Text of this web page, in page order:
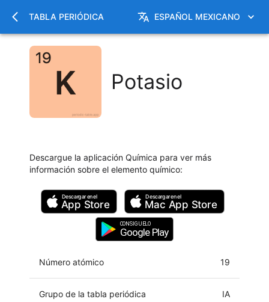
TABLA PERIÓDICA ESPAÑOL MEXICANO
Potasio
Descargue la aplicación Química para ver más
información sobre el elemento químico:
Descargar en el
App Store
Descargar en el
Mac App Store
CONSIGUELO
Google Play
Número atómico 19
Grupo de la tabla periódica IA